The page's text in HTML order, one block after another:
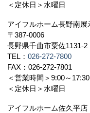
＜定休日＞水曜日
アイフルホーム長野南
〒387-0006
長野県千曲市粟佐1131-
TEL： 026-272-7800
FAX：026-272-7801
＜営業時間＞9:00～
＜定休日＞水曜日
アイフルホーム佐久平店